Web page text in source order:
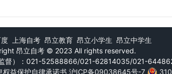
上海自考 昂立教育 昂立小学生 昂立中学生
昂立自考 © 2023 All rights reserved.
督）：021-52588866/021-62814035/021-
权益保护自律承诺书 沪ICP备09038645号-7